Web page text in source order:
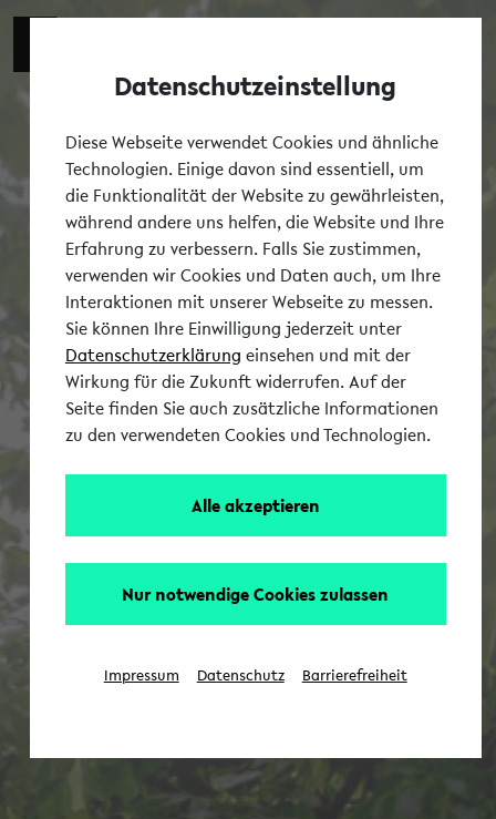
Datenschutzeinstellung
Diese Webseite verwendet Cookies und ähnliche
Technologien. Einige davon sind essentiell, um
die Funktionalität der Website zu gewährleisten,
während andere uns helfen, die Website und Ihre
Erfahrung zu verbessern. Falls Sie zustimmen,
verwenden wir Cookies und Daten auch, um Ihre
Interaktionen mit unserer Webseite zu messen.
Sie können Ihre Einwilligung jederzeit unter
Datenschutzerklärung einsehen und mit der
Wirkung für die Zukunft widerrufen. Auf der
Seite finden Sie auch zusätzliche Informationen
zu den verwendeten Cookies und Technologien.
Alle akzeptieren
Nur notwendige Cookies zulassen
Impressum Datenschutz Barrierefreiheit